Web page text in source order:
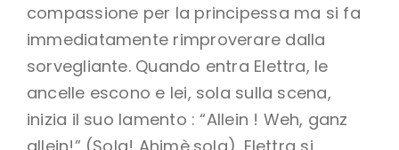
compassione per la principessa ma si fa
immediatamente rimproverare dalla
sorvegliante. Quando entra Elettra, le
ancelle escono e lei, sola sulla scena,
inizia il suo lamento : “Allein ! Weh, ganz